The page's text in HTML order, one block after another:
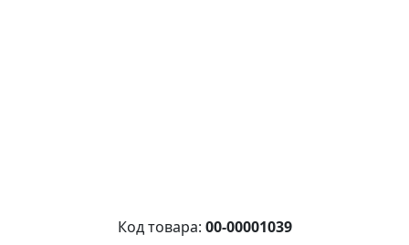
Код товара: 00-00001039